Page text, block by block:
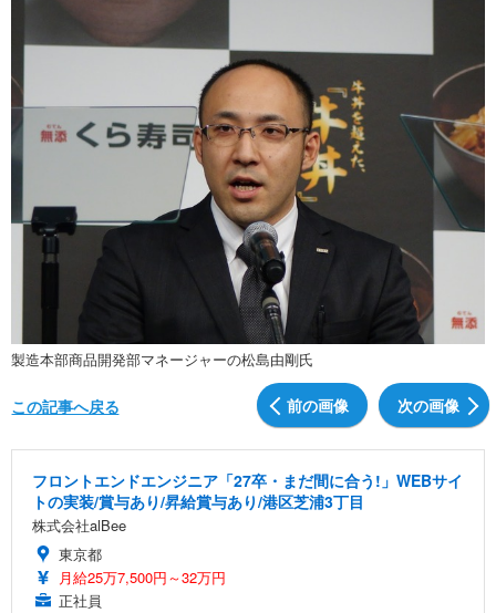
ショッピング
製造本部商品開発部マネージャーの松島由剛氏
前の画像 次の画像
この記事へ戻る
フロントエンドエンジニア「27卒・まだ間に合う!」WEBサイ
トの実装/賞与あり/昇給賞与あり/港区芝浦3丁目
株式会社alBee
東京都
月給25万7,500円～32万円
正社員